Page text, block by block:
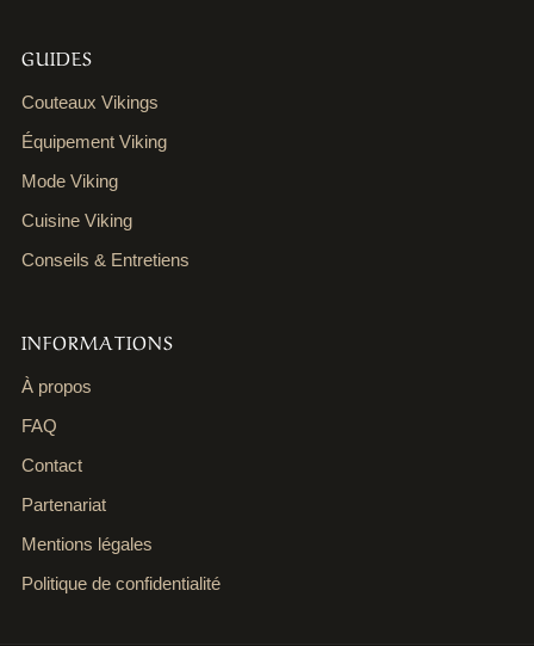
GUIDES
Couteaux Vikings
Équipement Viking
Mode Viking
Cuisine Viking
Conseils & Entretiens
INFORMATIONS
À propos
FAQ
Contact
Partenariat
Mentions légales
Politique de confidentialité